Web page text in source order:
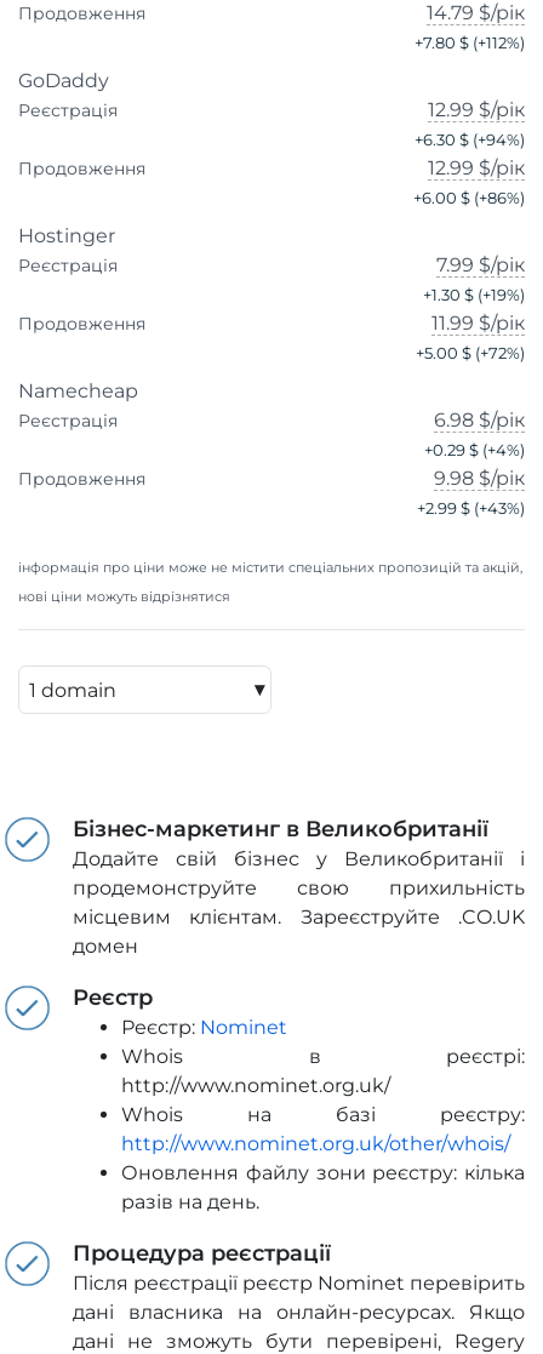
Продовження 14.79 $/рік
+7.80 $ (+112%)
GoDaddy
Реєстрація 12.99 $/рік
+6.30 $ (+94%)
Продовження 12.99 $/рік
+6.00 $ (+86%)
Hostinger
Реєстрація 7.99 $/рік
+1.30 $ (+19%)
Продовження 11.99 $/рік
+5.00 $ (+72%)
Namecheap
Реєстрація 6.98 $/рік
+0.29 $ (+4%)
Продовження 9.98 $/рік
+2.99 $ (+43%)
інформація про ціни може не містити спеціальних пропозицій та акцій,
нові ціни можуть відрізнятися
▾
Бізнес-маркетинг в Великобританії
Додайте свій бізнес у Великобританії і
продемонструйте свою прихильність
місцевим клієнтам. Зареєструйте .CO.UK
домен
Реєстр
Реєстр: Nominet
Whois в реєстрі:
http://www.nominet.org.uk/
Whois на базі реєстру:
http://www.nominet.org.uk/other/whois/
Оновлення файлу зони реєстру: кілька
разів на день.
Процедура реєстрації
Після реєстрації реєстр Nominet перевірить
дані власника на онлайн-ресурсах. Якщо
дані не зможуть бути перевірені, Regery